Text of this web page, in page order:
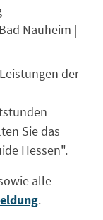
Nauheim |
der
Sie das
Hessen".
alle
.